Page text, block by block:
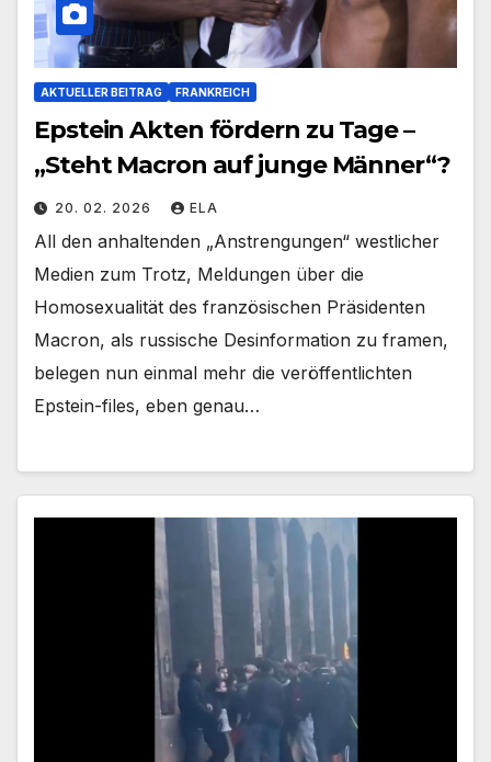
AKTUELLER BEITRAG FRANKREICH
Epstein Akten fördern zu Tage –
„Steht Macron auf junge Männer“?
20. 02. 2026 ELA
All den anhaltenden „Anstrengungen“ westlicher
Medien zum Trotz, Meldungen über die
Homosexualität des französischen Präsidenten
Macron, als russische Desinformation zu framen,
belegen nun einmal mehr die veröffentlichten
Epstein-files, eben genau…